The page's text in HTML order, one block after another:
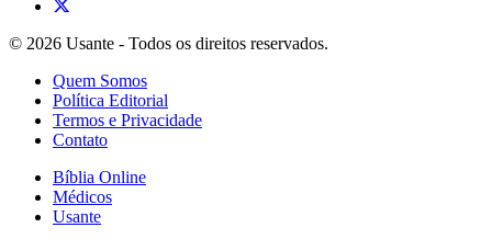
© 2026 Usante - Todos os direitos reservados.
Quem Somos
Política Editorial
Termos e Privacidade
Contato
Bíblia Online
Médicos
Usante